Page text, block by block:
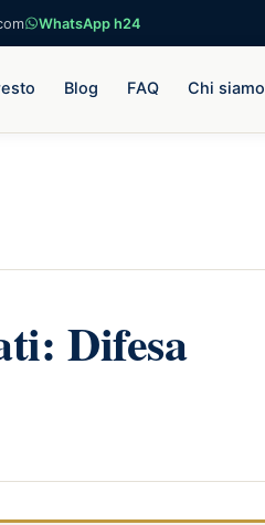
WhatsApp h24
Blog FAQ Chi siamo
Difesa